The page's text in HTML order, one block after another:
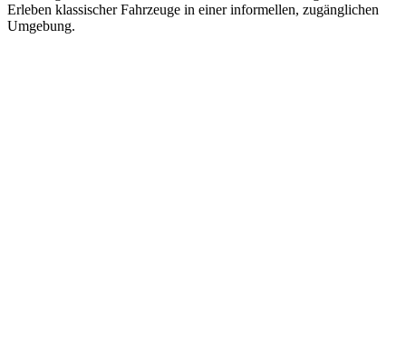
Erleben klassischer Fahrzeuge in einer informellen, zugänglichen
Umgebung.